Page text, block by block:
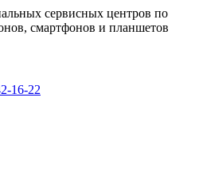
сервисных центров по
смартфонов и планшетов
16-22